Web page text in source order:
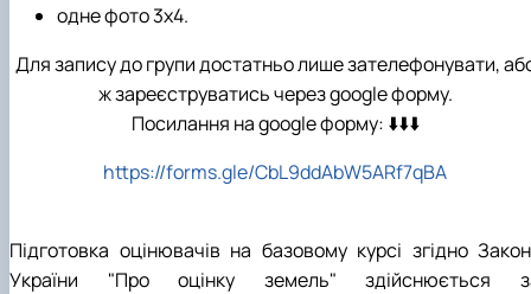
кваліфікації ліцитаторів з проведен…
одне фото 3х4.
Для запису до групи достатньо лише зателефонувати,
ж зареєструватись через google форму.
Посилання на google форму: ⬇️⬇️⬇️
https://forms.gle/CbL9ddAbW5ARf7qBA
Підготовка оцінювачів на базовому курсі згідно
України "Про оцінку земель" здійснюється